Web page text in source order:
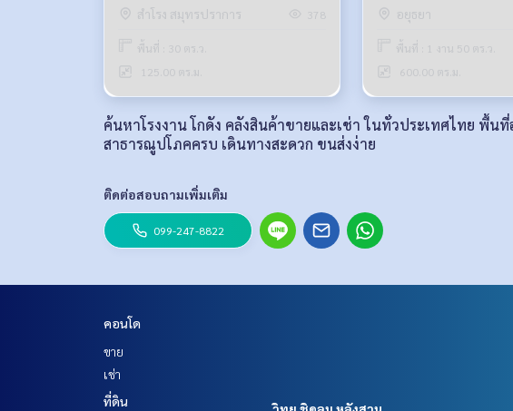
สำโรง สมุทรปราการ
378
พื้นที่ : 30 ตร.ว.
125.00 ตร.ม.
อยุธยา
พื้นที่ : 1 งาน 50 ตร.ว.
600.00 ตร.ม.
ค้นหาโรงงาน โกดัง คลังสินค้าขายและเช่า ในทั่วประเทศไทย พื้น
สาธารณูปโภคครบ เดินทางสะดวก ขนส่งง่าย
ติดต่อสอบถามเพิ่มเติม
099-247-8822
คอนโด
ขาย
เช่า
ที่ดิน